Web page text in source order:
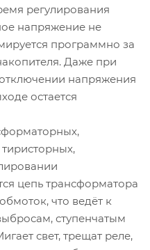
регулирования
напряжение не
программно за
Даже при
напряжения
остается
цепь трансформатора
что ведёт к
ступенчатым
свет, трещат реле,